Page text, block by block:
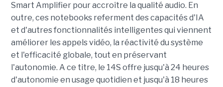
Smart Amplifier pour accroître la qualité audio. En
outre, ces notebooks referment des capacités d'IA
et d'autres fonctionnalités intelligentes qui viennent
améliorer les appels vidéo, la réactivité du système
et l'efficacité globale, tout en préservant
l'autonomie. A ce titre, le 14S offre jusqu'à 24 heures
d'autonomie en usage quotidien et jusqu'à 18 heures